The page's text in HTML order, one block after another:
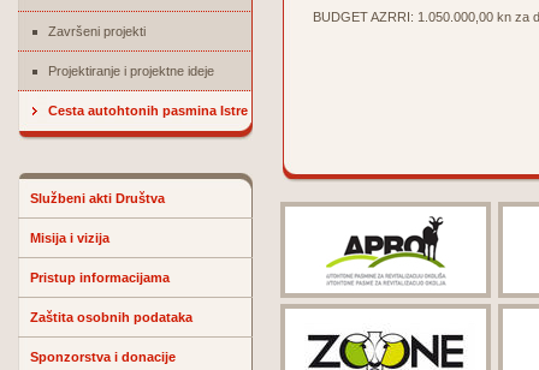
Završeni projekti
Projektiranje i projektne ideje
Cesta autohtonih pasmina Istre
Službeni akti Društva
Misija i vizija
Pristup informacijama
Zaštita osobnih podataka
Sponzorstva i donacije
BUDGET AZRRI: 1.050.000,00 kn za